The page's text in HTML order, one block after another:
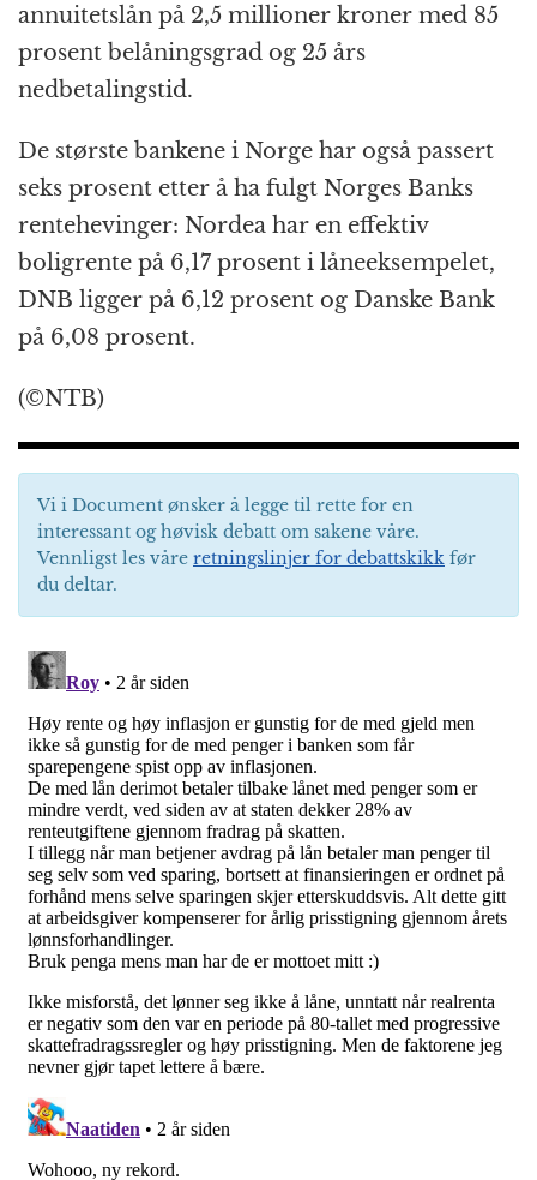
annuitetslån på 2,5 millioner kroner med 85
prosent belåningsgrad og 25 års
nedbetalingstid.
De største bankene i Norge har også passert
seks prosent etter å ha fulgt Norges Banks
rentehevinger: Nordea har en effektiv
boligrente på 6,17 prosent i låneeksempelet,
DNB ligger på 6,12 prosent og Danske Bank
på 6,08 prosent.
(©NTB)
Vi i Document ønsker å legge til rette for en
interessant og høvisk debatt om sakene våre.
Vennligst les våre retningslinjer for debattskikk før
du deltar.